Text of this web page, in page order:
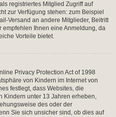
registriertes Mitglied Zugriff auf
zur Verfügung stehen: zum Beispiel
Versand an andere Mitglieder, Beitritt
empfehlen Ihnen eine Anmeldung, da
Vorteile bietet.
Privacy Protection Act of 1998
von Kindern im Internet von
festlegt, dass Websites, die
Kindern unter 13 Jahren erheben,
des oder der
Sie sich unsicher sind, ob dies auf